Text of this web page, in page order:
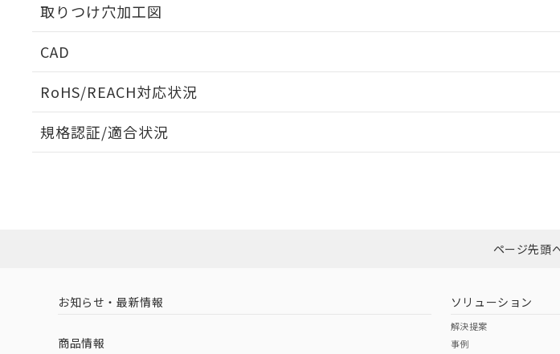
取りつけ穴加工図
CAD
RoHS/REACH対応状況
EU RoHS 注意事項・凡例
ダウンロードはこちら
中国 RoHS 注意事項・凡例
規格認証/適合状況
ページ先頭
お知らせ・最新情報
商品情報
ソリューション
解決提案
事例